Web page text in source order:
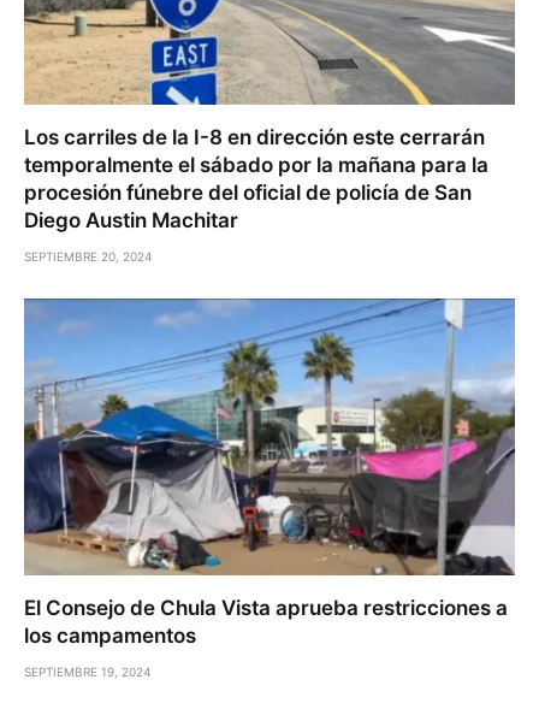
Los carriles de la I-8 en dirección este cerrarán
temporalmente el sábado por la mañana para la
procesión fúnebre del oficial de policía de San
Diego Austin Machitar
SEPTIEMBRE 20, 2024
El Consejo de Chula Vista aprueba restricciones a
los campamentos
SEPTIEMBRE 19, 2024